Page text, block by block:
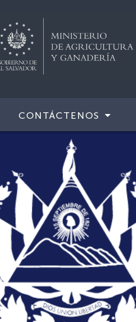
CONTÁCTENOS